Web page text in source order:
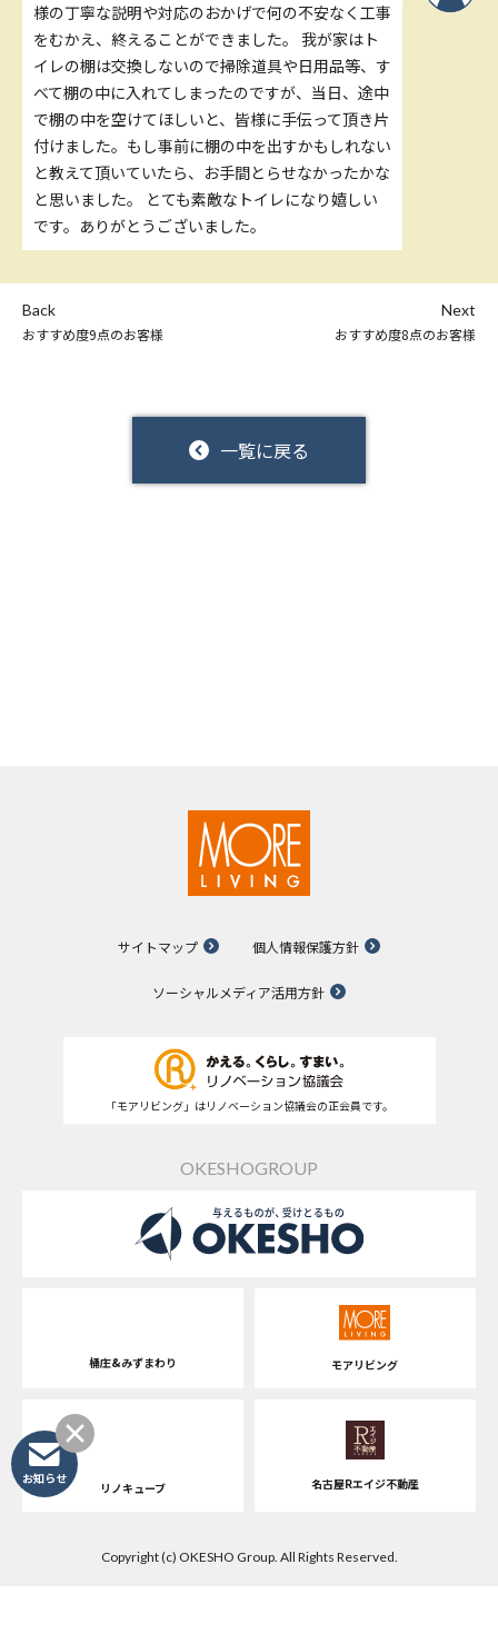
様の丁寧な説明や対応のおかげで何の不安なく工事
をむかえ、終えることができました。 我が家はト
イレの棚は交換しないので掃除道具や日用品等、す
べて棚の中に入れてしまったのですが、当日、途中
で棚の中を空けてほしいと、皆様に手伝って頂き片
付けました。もし事前に棚の中を出すかもしれない
と教えて頂いていたら、お手間とらせなかったかな
と思いました。 とても素敵なトイレになり嬉しい
です。ありがとうございました。
Back
おすすめ度9点のお客様
一覧に戻る
Next
おすすめ度8点のお客様
サイトマップ 個人情報保護方針
ソーシャルメディア活用方針
「モアリビング」はリノベーション協議会の正会員です。
OKESHOGROUP
桶庄&みずまわり モアリビング
リノキューブ 名古屋Rエイジ不動産
Copyright (c) OKESHO Group. All Rights Reserved.
お知らせ